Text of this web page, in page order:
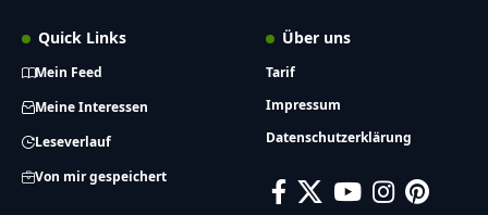
Quick Links
Mein Feed
Meine Interessen
Leseverlauf
Von mir gespeichert
Über uns
Tarif
Impressum
Datenschutzerklärung